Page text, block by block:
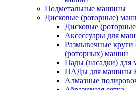
Подметальные машины
Дисковые (роторные)
Дисковые
Аксессуары для
Размывочные круги
(роторных) машин
Пады (насадки) для
ПАДы для машины
Алмазные